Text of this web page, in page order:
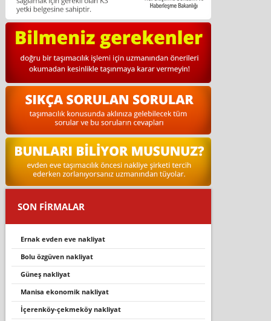
SON FİRMALAR
ernak evden eve nakliyat
bolu özgüven nakliyat
güneş nakliyat
manisa ekonomik nakliyat
içerenköy-çekmeköy nakliyat